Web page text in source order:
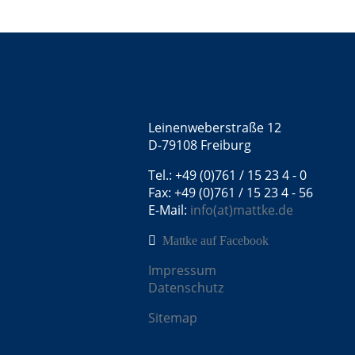
Leinenweberstraße 12
D-79108 Freiburg
Tel.: +49 (0)761 / 15 23 4 - 0
Fax: +49 (0)761 / 15 23 4 - 56
E-Mail: info(at)mattke.de
Mattke auf Facebook
Impressum
Datenschutz
Sitemap